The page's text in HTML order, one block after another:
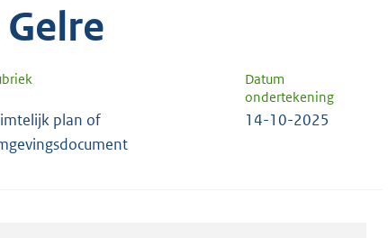
Datum
ondertekening
plan of
14-10-2025